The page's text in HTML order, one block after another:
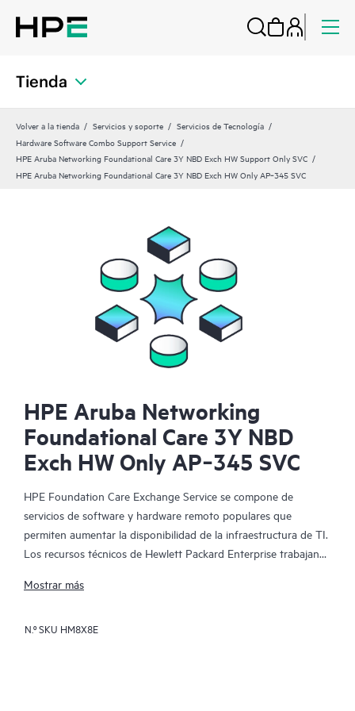
Tienda
Volver a la tienda Servicios y soporte
Servicios de Tecnología
Hardware Software Combo Support Service
HPE Aruba Networking Foundational Care 3Y NBD Exch HW Support Only SVC
HPE Aruba Networking Foundational Care 3Y NBD Exch HW Only AP‑345 SVC
HPE Aruba Networking
Foundational Care 3Y NBD
Exch HW Only AP‑345 SVC
HPE Foundation Care Exchange Service se compone de
servicios de software y hardware remoto populares que
permiten aumentar la disponibilidad de la infraestructura de TI.
Los recursos técnicos de Hewlett Packard Enterprise trabajan
software de tus productos de HPE.
La sustitución de hardware ofrece un servicio de intercambio
Mostrar más
N.º SKU HM8X8E